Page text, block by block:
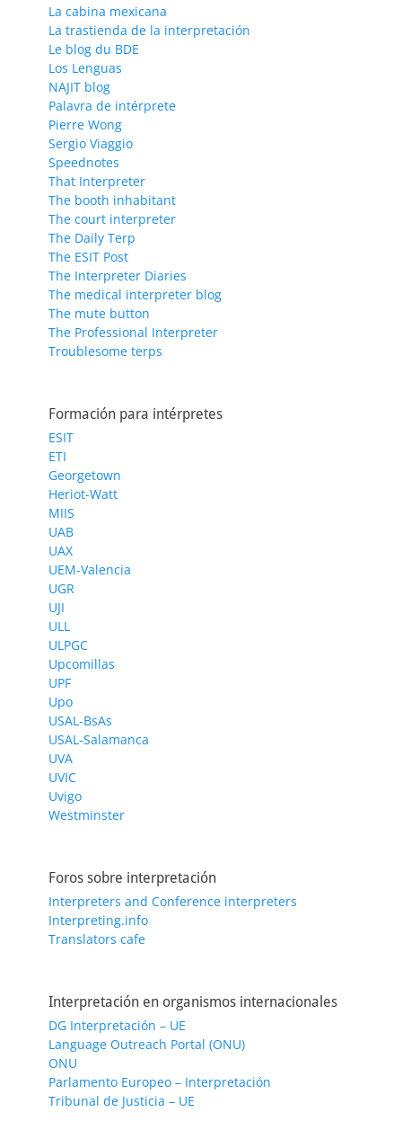
La cabina mexicana
La trastienda de la interpretación
Le blog du BDE
Los Lenguas
NAJIT blog
Palavra de intérprete
Pierre Wong
Sergio Viaggio
Speednotes
That Interpreter
The booth inhabitant
The court interpreter
The Daily Terp
The ESIT Post
The Interpreter Diaries
The medical interpreter blog
The mute button
The Professional Interpreter
Troublesome terps
Formación para intérpretes
ESIT
ETI
Georgetown
Heriot-Watt
MIIS
UAB
UAX
UEM-Valencia
UGR
UJI
ULL
ULPGC
Upcomillas
UPF
Upo
USAL-BsAs
USAL-Salamanca
UVA
UVIC
Uvigo
Westminster
Foros sobre interpretación
Interpreters and Conference interpreters
Interpreting.info
Translators cafe
Interpretación en organismos internacionales
DG Interpretación – UE
Language Outreach Portal (ONU)
ONU
Parlamento Europeo – Interpretación
Tribunal de Justicia – UE